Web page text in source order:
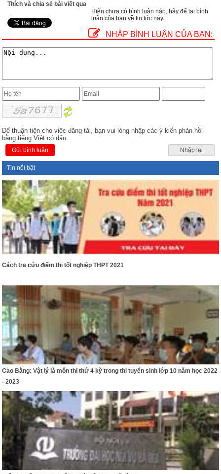
Thích và chia sẻ bài viết qua
Hiện chưa có bình luận nào, hãy để lại bình
luận của bạn về tin tức này.
NHẬP BÌNH LUẬN CỦA BẠN:
Để thuận tiện cho việc đăng tải, bạn vui lòng nhập các ý kiến phản hồi
bằng tiếng Việt có dấu.
Gửi bình luận Nhập lại
Tin nổi bật
Cách tra cứu điểm thi tốt nghiệp THPT 2021
Cao Bằng: Vật lý là môn thi thứ 4 kỳ trong thi tuyển sinh lớp 10 năm học 2022
- 2023